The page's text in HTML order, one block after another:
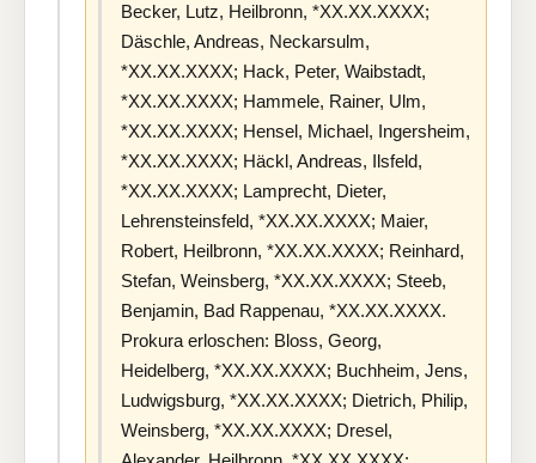
Becker, Lutz, Heilbronn, *XX.XX.XXXX;
Däschle, Andreas, Neckarsulm,
*XX.XX.XXXX; Hack, Peter, Waibstadt,
*XX.XX.XXXX; Hammele, Rainer, Ulm,
*XX.XX.XXXX; Hensel, Michael, Ingersheim,
*XX.XX.XXXX; Häckl, Andreas, Ilsfeld,
*XX.XX.XXXX; Lamprecht, Dieter,
Lehrensteinsfeld, *XX.XX.XXXX; Maier,
Robert, Heilbronn, *XX.XX.XXXX; Reinhard,
Stefan, Weinsberg, *XX.XX.XXXX; Steeb,
Benjamin, Bad Rappenau, *XX.XX.XXXX.
Prokura erloschen: Bloss, Georg,
Heidelberg, *XX.XX.XXXX; Buchheim, Jens,
Ludwigsburg, *XX.XX.XXXX; Dietrich, Philip,
Weinsberg, *XX.XX.XXXX; Dresel,